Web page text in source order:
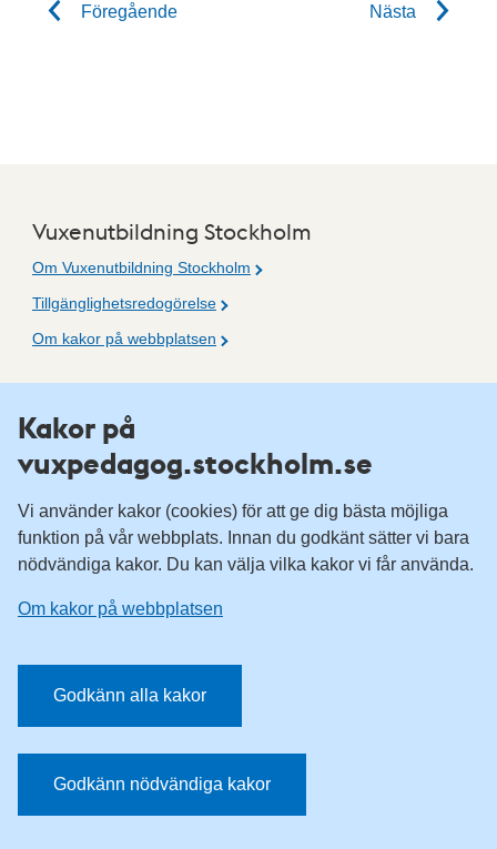
Föregående Nästa
Vuxenutbildning Stockholm
Om Vuxenutbildning Stockholm
Tillgänglighetsredogörelse
Om kakor på webbplatsen
Fler resurser
Vuxenutbildning Stockholm
Information för leverantörsskolor
Sociala medier
Vuxenutbildning Stockholm, Instagram
Har du tips på vad vi borde publicera på webbplatsen? Mejla
Kakor på
vuxpedagog.stockholm.se
Vi använder kakor (cookies) för att ge dig bästa möjliga
funktion på vår webbplats. Innan du godkänt sätter vi bara
nödvändiga kakor. Du kan välja vilka kakor vi får använda.
Om kakor på webbplatsen
Godkänn alla kakor
Godkänn nödvändiga kakor